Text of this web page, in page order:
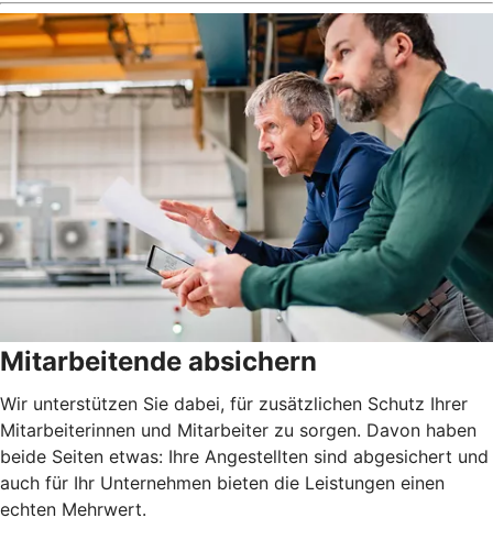
Mitarbeitende absichern
Wir unterstützen Sie dabei, für zusätzlichen Schutz Ihrer
Mitarbeiterinnen und Mitarbeiter zu sorgen. Davon haben
beide Seiten etwas: Ihre Angestellten sind abgesichert und
auch für Ihr Unternehmen bieten die Leistungen einen
echten Mehrwert.